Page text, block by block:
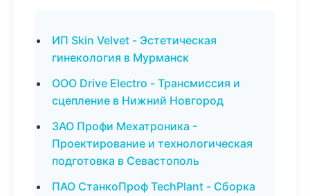
ИП Skin Velvet - Эстетическая
гинекология в Мурманск
ООО Drive Electro - Трансмиссия и
сцепление в Нижний Новгород
ЗАО Профи Мехатроника -
Проектирование и технологическая
подготовка в Севастополь
ПАО СтанкоПроф TechPlant - Сборка